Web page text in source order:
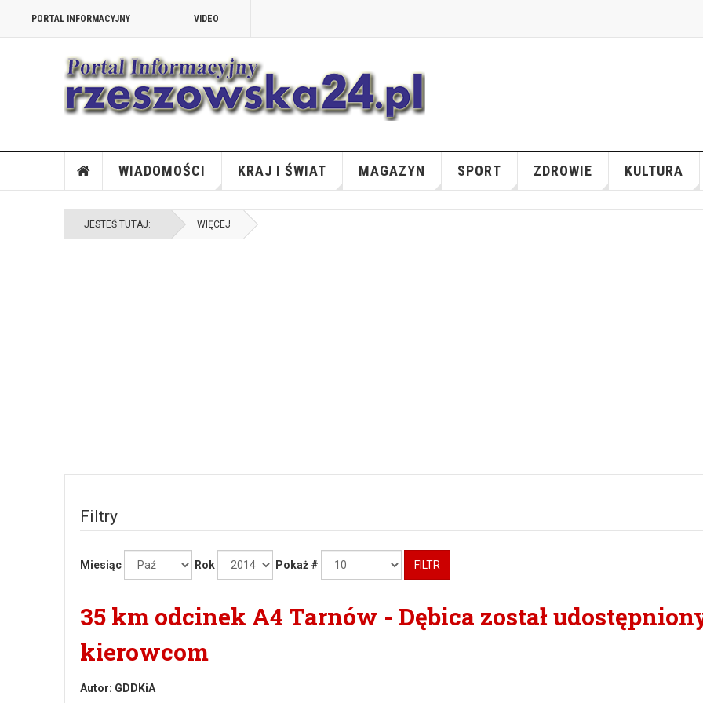
PORTAL INFORMACYJNY VIDEO
WIADOMOŚCI KRAJ I ŚWIAT MAGAZYN SPORT ZDROWIE KULTURA
JESTEŚ TUTAJ: WIĘCEJ
Filtry
Miesiąc Rok Pokaż # FILTR
35 km odcinek A4 Tarnów - Dębica został
kierowcom
Autor: GDDKiA